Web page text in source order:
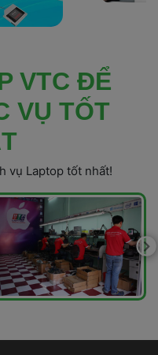
VTC ĐỂ
VỤ TỐT
vụ Laptop tốt nhất!